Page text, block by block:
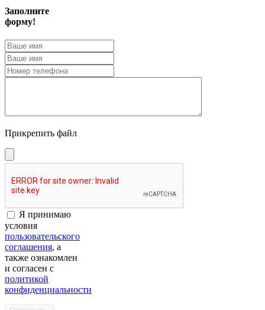
Заполните
форму!
Прикрепить файл
Я принимаю
условия
пользовательского
соглашения, а
также ознакомлен
и согласен с
политикой
конфиденциальности